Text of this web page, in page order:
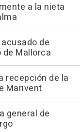
a la nieta
de
de Mallorca
recepción de la
Marivent
general de